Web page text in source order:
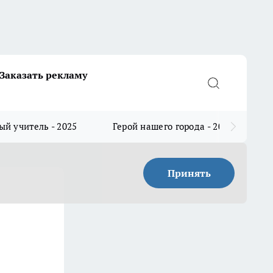
Заказать рекламу
учитель - 2025 Герой нашего города - 2025
Принять